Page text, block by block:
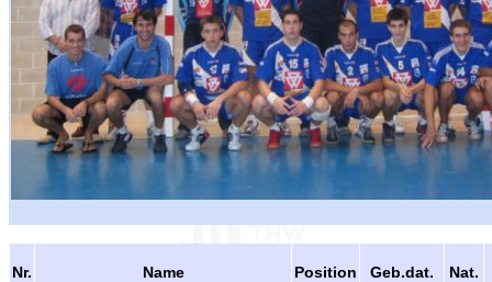
Nr. Name Position Geb.dat. Nat.